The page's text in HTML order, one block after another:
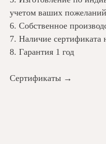
учетом ваших пожеланий
6. Собственное
7. Наличие сертификата
8. Гарантия 1 год
Сертификаты →
Каталог
Материалы